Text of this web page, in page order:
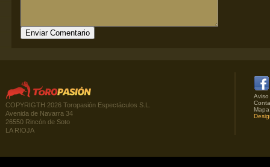
COPYRIGTH 2026 Toropasión Espectáculos S.L.
Avenida de Navarra 34
26550 Rincón de Soto
LA RIOJA